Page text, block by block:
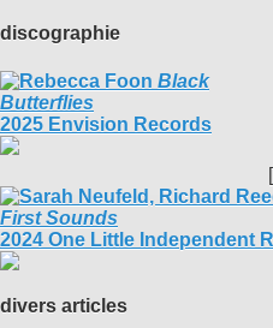
[
discographie
Black
Butterflies
2025 Envision Records
First Sounds
2024 One Little Independent
divers articles